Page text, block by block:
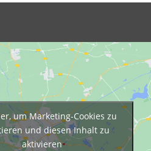
um Marketing-Cookies zu
und diesen Inhalt zu
aktivieren